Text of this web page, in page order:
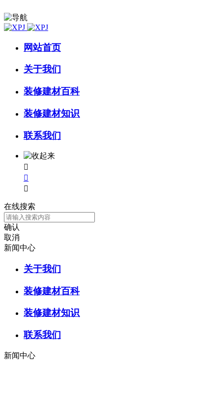
网站首页
关于我们
装修建材百科
装修建材知识
联系我们



在线搜索
确认
取消
新闻中心
关于我们
装修建材百科
装修建材知识
联系我们
新闻中心